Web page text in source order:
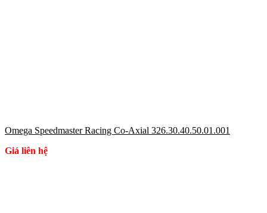
Omega Speedmaster Racing Co-Axial 326.30.40.50.01.001
Giá liên hệ